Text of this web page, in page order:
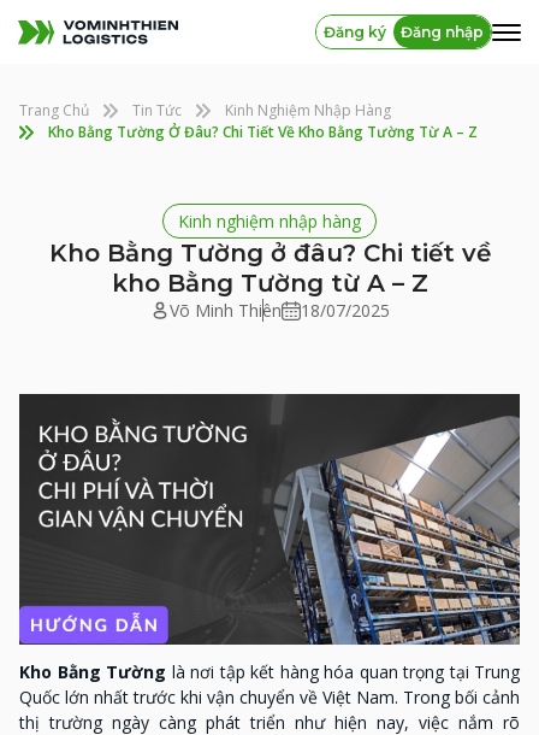
Đăng ký Đăng nhập
Trang Chủ Tin Tức
Kinh Nghiệm Nhập Hàng
Kho Bằng Tường Ở Đâu? Chi Tiết Về Kho Bằng Tường Từ A – Z
Kinh nghiệm nhập hàng
Kho Bằng Tường ở đâu? Chi tiết về
kho Bằng Tường từ A – Z
Võ Minh Thiên 18/07/2025
Kho Bằng Tường là nơi tập kết hàng hóa quan trọng tại Trung
Quốc lớn nhất trước khi vận chuyển về Việt Nam. Trong bối cảnh
thị trường ngày càng phát triển như hiện nay, việc nắm rõ